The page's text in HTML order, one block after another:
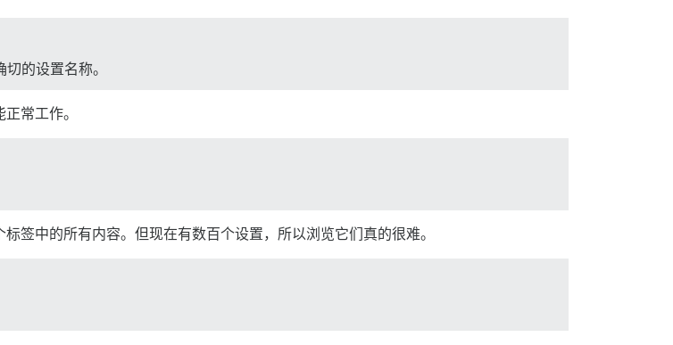
的设置名称。
常工作。
签中的所有内容。但现在有数百个设置，所以浏览它们真的很难。